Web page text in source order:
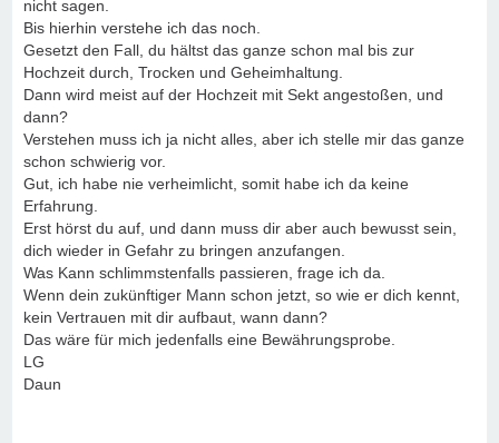
nicht sagen.
Bis hierhin verstehe ich das noch.
Gesetzt den Fall, du hältst das ganze schon mal bis zur
Hochzeit durch, Trocken und Geheimhaltung.
Dann wird meist auf der Hochzeit mit Sekt angestoßen, und
dann?
Verstehen muss ich ja nicht alles, aber ich stelle mir das ganze
schon schwierig vor.
Gut, ich habe nie verheimlicht, somit habe ich da keine
Erfahrung.
Erst hörst du auf, und dann muss dir aber auch bewusst sein,
dich wieder in Gefahr zu bringen anzufangen.
Was Kann schlimmstenfalls passieren, frage ich da.
Wenn dein zukünftiger Mann schon jetzt, so wie er dich kennt,
kein Vertrauen mit dir aufbaut, wann dann?
Das wäre für mich jedenfalls eine Bewährungsprobe.
LG
Daun